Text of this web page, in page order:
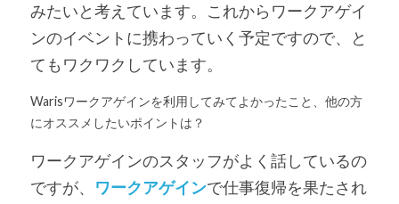
みたいと考えています。これからワークアゲイ
ンのイベントに携わっていく予定ですので、と
てもワクワクしています。
Warisワークアゲインを利用してみてよかったこと、他の方
にオススメしたいポイントは？
ワークアゲインのスタッフがよく話しているの
ですが、 ワークアゲインで仕事復帰を果たされ